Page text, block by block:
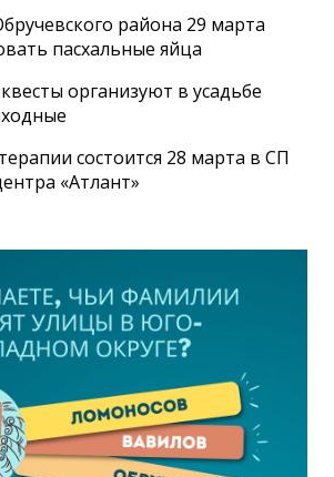
района 29 марта
пасхальные яйца
организуют в усадьбе
состоится 28 марта в СП
«Атлант»